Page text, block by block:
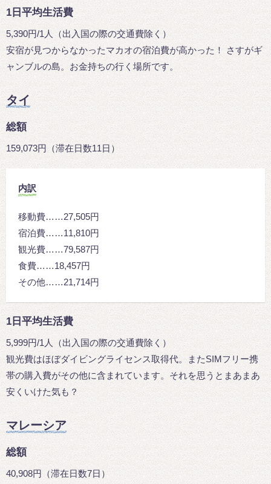
1日平均生活費
5,390円/1人（出入国の際の交通費除く）
安宿が見つからなかったマカオの宿泊費が高かった！ さすがギ
ャンブルの島。お金持ちの行く場所です。
タイ
総額
159,073円（滞在日数11日）
内訳
移動費……27,505円
宿泊費……11,810円
観光費……79,587円
食費……18,457円
その他……21,714円
1日平均生活費
5,999円/1人（出入国の際の交通費除く）
観光費はほぼダイビングライセンス取得代。またSIMフリー携
帯の購入費がその他に含まれています。それを思うとまあまあ
安くいけた気も？
マレーシア
総額
40,908円（滞在日数7日）